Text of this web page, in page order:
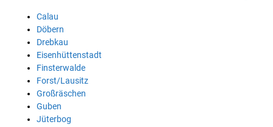
Calau
Döbern
Drebkau
Eisenhüttenstadt
Finsterwalde
Forst/Lausitz
Großräschen
Guben
Jüterbog